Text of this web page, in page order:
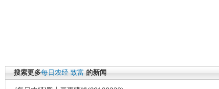
搜索更多每日农经 致富 的新闻